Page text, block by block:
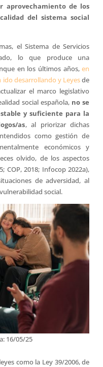
aprovechamiento de los
del sistema social
el Sistema de Servicios
lo que produce una
en los últimos años,en
ido desarrollando y Leyesde
el marco legislativo
social española, no se
y suficiente para la
as, al priorizar dichas
como gestión de
económicos y
olvido, de los aspectos
COP, 2018; Infocop 2022a),
de adversidad, al
social.
16/05/25
como la Ley 39/2006, de